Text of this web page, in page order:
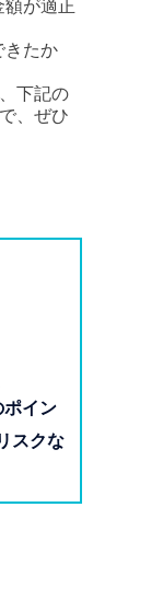
額が適正
きたか
下記の
、ぜひ
ポイン
スクな